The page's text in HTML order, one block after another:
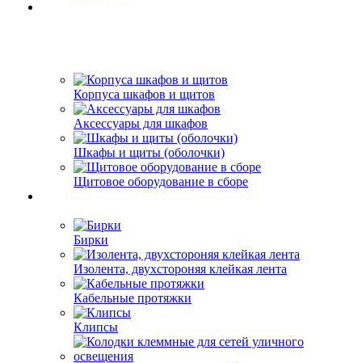
Корпуса шкафов и щитов
Аксессуары для шкафов
Шкафы и щиты (оболочки)
Щитовое оборудование в сборе
Бирки
Изолента, двухстороняя клейкая лента
Кабельные протяжки
Клипсы